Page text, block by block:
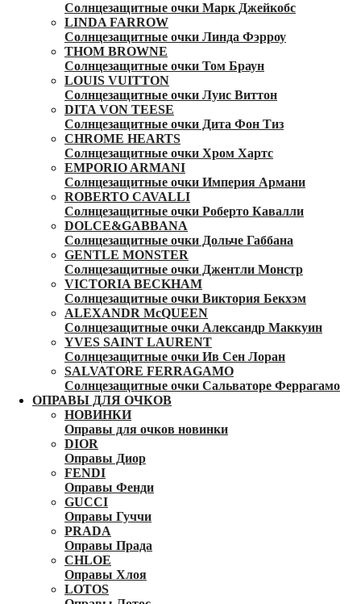
Солнцезащитные очки Марк Джейкобс
LINDA FARROW
Солнцезащитные очки Линда Фэрроу
THOM BROWNE
Солнцезащитные очки Том Браун
LOUIS VUITTON
Солнцезащитные очки Луис Виттон
DITA VON TEESE
Солнцезащитные очки Дита Фон Тиз
CHROME HEARTS
Солнцезащитные очки Хром Хартс
EMPORIO ARMANI
Солнцезащитные очки Империя Армани
ROBERTO CAVALLI
Солнцезащитные очки Роберто Кавалли
DOLCE&GABBANA
Солнцезащитные очки Дольче Габбана
GENTLE MONSTER
Солнцезащитные очки Джентли Монстр
VICTORIA BECKHAM
Солнцезащитные очки Виктория Бекхэм
ALEXANDR McQUEEN
Солнцезащитные очки Александр Маккуин
YVES SAINT LAURENT
Солнцезащитные очки Ив Сен Лоран
SALVATORE FERRAGAMO
Солнцезащитные очки Сальваторе Феррагамо
ОПРАВЫ ДЛЯ ОЧКОВ
НОВИНКИ
Оправы для очков новинки
DIOR
Оправы Диор
FENDI
Оправы Фенди
GUCCI
Оправы Гуччи
PRADA
Оправы Прада
CHLOE
Оправы Хлоя
LOTOS